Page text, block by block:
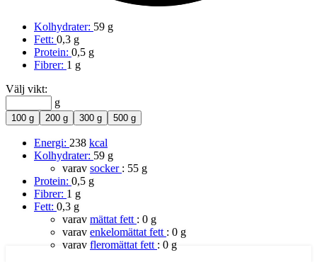
Kolhydrater: 59 g
Fett: 0,3 g
Protein: 0,5 g
Fibrer: 1 g
Välj vikt:
g
100 g 200 g 300 g 500 g
Energi: 238 kcal
Kolhydrater: 59 g
varav socker : 55 g
Protein: 0,5 g
Fibrer: 1 g
Fett: 0,3 g
varav mättat fett : 0 g
varav enkelomättat fett : 0 g
varav fleromättat fett : 0 g